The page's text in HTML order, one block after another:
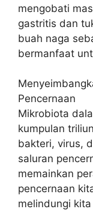
mengobati
gastritis dan
buah naga
bermanfaat
Pencernaan
Mikrobiota
kumpulan
bakteri, virus,
saluran
memainkan
pencernaan
melindungi